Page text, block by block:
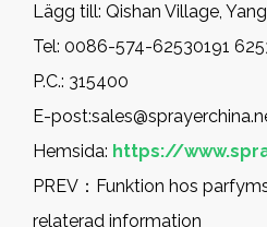
Lägg till: Qishan Village,
Tel: 0086-574-62530191
P.C.: 315400
E-post:
Hemsida: https://
PREV： Funktion hos
relaterad information